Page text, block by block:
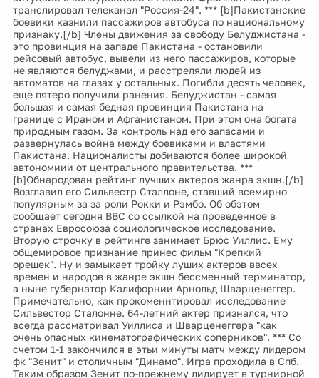
боевики казнили пассажиров автобуса по национальному
признаку.[/b] Члены движения за свободу Белуджистана -
это провинция на западе Пакистана - остановили
рейсовый автобус, вывели из него пассажиров, которые
не являются белуджами, и расстреляли людей из
автоматов на глазах у остальных. Погибли десять человек,
еще пятеро получили ранения. Белуджистан - самая
большая и самая бедная провинция Пакистана на
границе с Ираном и Афганистаном. При этом она богата
природным газом. За контроль над его запасами и
развернулась война между боевиками и властями
Пакистана. Националисты добиваются более широкой
автономиии от центрального правительства. ***
[b]Обнародован рейтинг лучших актеров жанра экшн.[/b]
Возглавил его Сильвестр Сталлоне, ставший всемирно
популярным за за роли Рокки и Рэмбо. Об обэтом
сообщает сегодня ВВС со ссылкой на проведенное в
странах Евросоюза социологическое исследование.
Вторую строчку в рейтинге занимает Брюс Уиллис. Ему
общемировое признание принес фильм "Крепкий
орешек". Ну и замыкает тройку луших актеров ввсех
времен и народов в жанре экшн бессменный терминатор,
а ныне губернатор Калифорнии Арнольд Шварценеггер.
Примечательно, как прокоменнтировал исследование
Сильвестор Сталонне. 64-летний актер признался, что
всегда рассматривал Уиллиса и Шварценеггера "как
очень опасных кинематографических соперников". *** Со
счетом 1-1 закончился в этьи минуты матч между лидером
фк "Зенит" и столичным "Динамо". Игра проходила в Спб.
Таким образом Зенит по-прежнему лидирует в турнирной
таблице российского чемпионата.